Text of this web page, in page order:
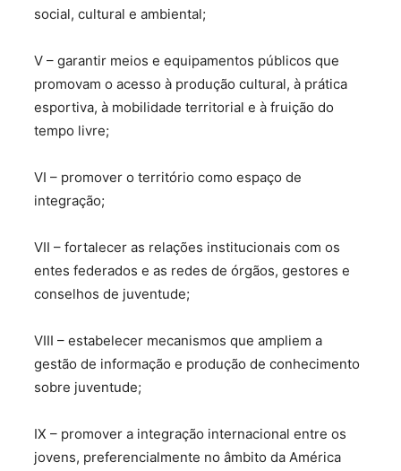
social, cultural e ambiental;
V – garantir meios e equipamentos públicos que
promovam o acesso à produção cultural, à prática
esportiva, à mobilidade territorial e à fruição do
tempo livre;
VI – promover o território como espaço de
integração;
VII – fortalecer as relações institucionais com os
entes federados e as redes de órgãos, gestores e
conselhos de juventude;
VIII – estabelecer mecanismos que ampliem a
gestão de informação e produção de conhecimento
sobre juventude;
IX – promover a integração internacional entre os
jovens, preferencialmente no âmbito da América